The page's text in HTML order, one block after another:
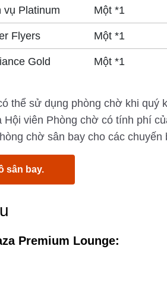
vụ Platinum Một *1
Flyers Một *1
Gold Một *1
thể sử dụng phòng chờ khi quý
Hội viên Phòng chờ có tính phí
chờ sân bay cho các chuyến
sân bay.
Premium Lounge: